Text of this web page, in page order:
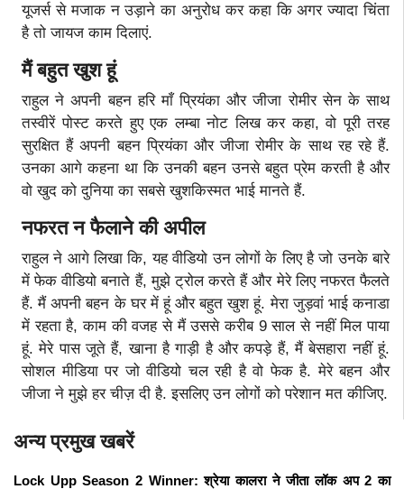
यूजर्स से मजाक न उड़ाने का अनुरोध कर कहा कि अगर ज्यादा चिंता
है तो जायज काम दिलाएं.
मैं बहुत खुश हूं
राहुल ने अपनी बहन हरि माँ प्रियंका और जीजा रोमीर सेन के साथ
तस्वीरें पोस्ट करते हुए एक लम्बा नोट लिख कर कहा, वो पूरी तरह
सुरक्षित हैं अपनी बहन प्रियंका और जीजा रोमीर के साथ रह रहे हैं.
उनका आगे कहना था कि उनकी बहन उनसे बहुत प्रेम करती है और
वो खुद को दुनिया का सबसे खुशकिस्मत भाई मानते हैं.
नफरत न फैलाने की अपील
राहुल ने आगे लिखा कि, यह वीडियो उन लोगों के लिए है जो उनके बारे
में फेक वीडियो बनाते हैं, मुझे ट्रोल करते हैं और मेरे लिए नफरत फैलते
हैं. मैं अपनी बहन के घर में हूं और बहुत खुश हूं. मेरा जुड़वां भाई कनाडा
में रहता है, काम की वजह से मैं उससे करीब 9 साल से नहीं मिल पाया
हूं. मेरे पास जूते हैं, खाना है गाड़ी है और कपड़े हैं, मैं बेसहारा नहीं हूं.
सोशल मीडिया पर जो वीडियो चल रही है वो फेक है. मेरे बहन और
जीजा ने मुझे हर चीज़ दी है. इसलिए उन लोगों को परेशान मत कीजिए.
अन्य प्रमुख खबरें
Lock Upp Season 2 Winner: श्रेया कालरा ने जीता लॉक अप 2 का